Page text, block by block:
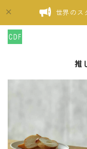
世界のス
推